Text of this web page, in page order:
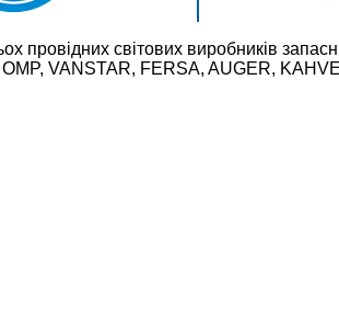
провідних світових виробників
VANSTAR, FERSA, AUGER,